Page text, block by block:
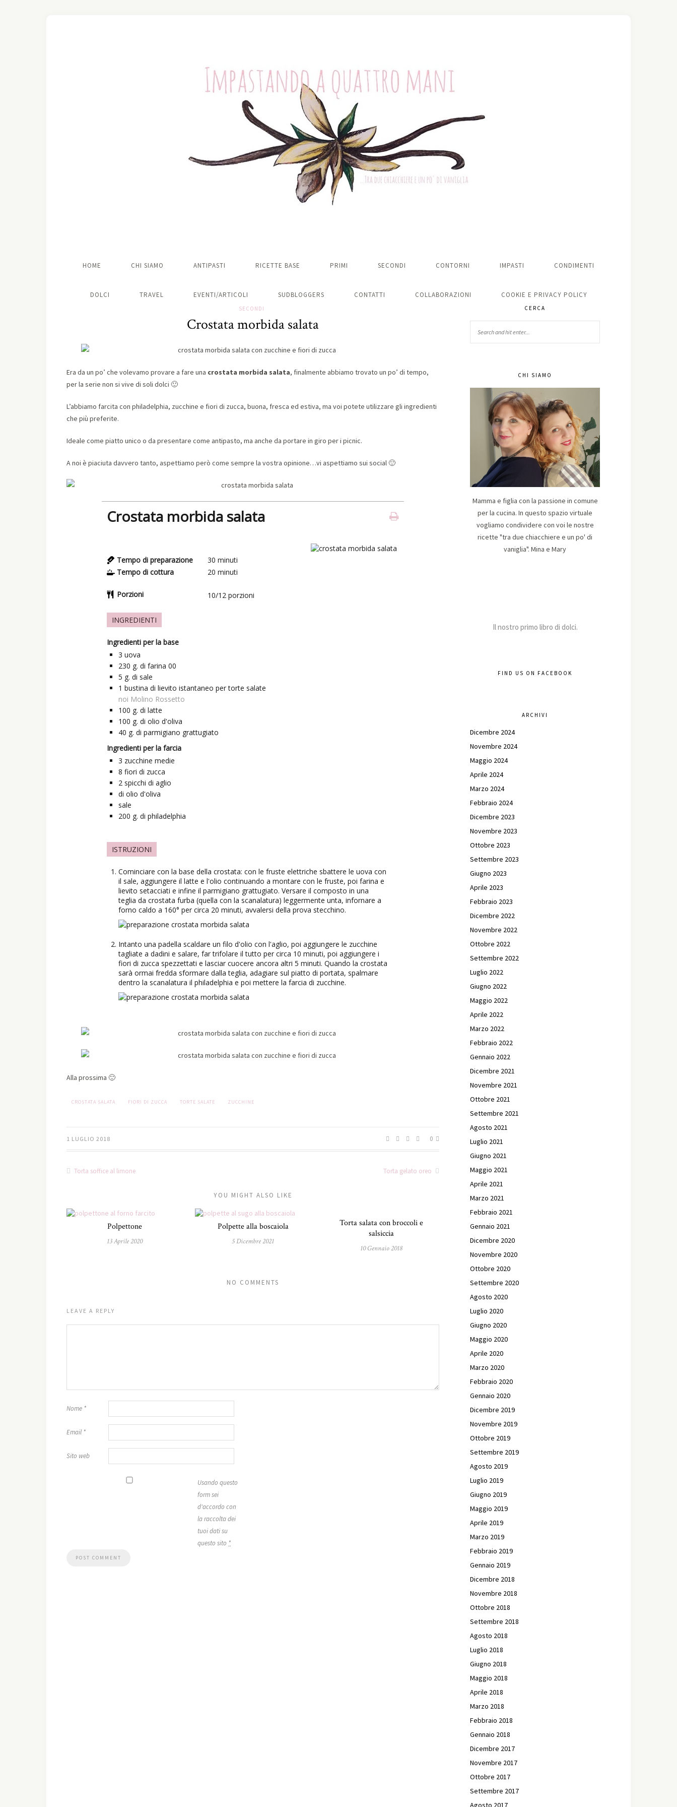
HOME CHI SIAMO ANTIPASTI RICETTE BASE PRIMI SECONDI CONTORNI IMPASTI CONDIMENTI
DOLCI TRAVEL EVENTI/ARTICOLI SUDBLOGGERS CONTATTI COLLABORAZIONI COOKIE E PRIVACY POLICY
SECONDI
Crostata morbida salata
Era da un po’ che volevamo provare a fare una crostata morbida salata, finalmente abbiamo trovato un po’ di tempo,
per la serie non si vive di soli dolci 🙂
L’abbiamo farcita con philadelphia, zucchine e fiori di zucca, buona, fresca ed estiva, ma voi potete utilizzare gli ingredienti
che più preferite.
Ideale come piatto unico o da presentare come antipasto, ma anche da portare in giro per i picnic.
A noi è piaciuta davvero tanto, aspettiamo però come sempre la vostra opinione…vi aspettiamo sui social 🙂
Crostata morbida salata
Tempo di preparazione 30 minuti
Tempo di cottura
20 minuti
Porzioni 10/12 porzioni
INGREDIENTI
Ingredienti per la base
3 uova
230 g. di farina 00
5 g. di sale
1 bustina di lievito istantaneo per torte salate
noi Molino Rossetto
100 g. di latte
100 g. di olio d'oliva
40 g. di parmigiano grattugiato
Ingredienti per la farcia
3 zucchine medie
8 fiori di zucca
2 spicchi di aglio
di olio d'oliva
sale
200 g. di philadelphia
ISTRUZIONI
Cominciare con la base della crostata: con le fruste elettriche sbattere le uova con
il sale, aggiungere il latte e l'olio continuando a montare con le fruste, poi farina e
lievito setacciati e infine il parmigiano grattugiato. Versare il composto in una
teglia da crostata furba (quella con la scanalatura) leggermente unta, infornare a
forno caldo a 160° per circa 20 minuti, avvalersi della prova stecchino.
Intanto una padella scaldare un filo d'olio con l'aglio, poi aggiungere le zucchine
tagliate a dadini e salare, far trifolare il tutto per circa 10 minuti, poi aggiungere i
fiori di zucca spezzettati e lasciar cuocere ancora altri 5 minuti. Quando la crostata
sarà ormai fredda sformare dalla teglia, adagiare sul piatto di portata, spalmare
dentro la scanalatura il philadelphia e poi mettere la farcia di zucchine.
Alla prossima 🙂
CROSTATA SALATA FIORI DI ZUCCA TORTE SALATE ZUCCHINE
1 LUGLIO 2018 0
Torta soffice al limone Torta gelato oreo
YOU MIGHT ALSO LIKE
Polpettone
13 Aprile 2020
Polpette alla boscaiola
5 Dicembre 2021
Torta salata con broccoli e
salsiccia
10 Gennaio 2018
NO COMMENTS
LEAVE A REPLY
Nome *
Email *
Sito web
Usando questo
form sei
d'accordo con
la raccolta dei
tuoi dati su
questo sito *
CERCA
CHI SIAMO
Mamma e figlia con la passione in comune
per la cucina. In questo spazio virtuale
vogliamo condividere con voi le nostre
ricette "tra due chiacchiere e un po' di
vaniglia". Mina e Mary
Il nostro primo libro di dolci.
FIND US ON FACEBOOK
ARCHIVI
Dicembre 2024
Novembre 2024
Maggio 2024
Aprile 2024
Marzo 2024
Febbraio 2024
Dicembre 2023
Novembre 2023
Ottobre 2023
Settembre 2023
Giugno 2023
Aprile 2023
Febbraio 2023
Dicembre 2022
Novembre 2022
Ottobre 2022
Settembre 2022
Luglio 2022
Giugno 2022
Maggio 2022
Aprile 2022
Marzo 2022
Febbraio 2022
Gennaio 2022
Dicembre 2021
Novembre 2021
Ottobre 2021
Settembre 2021
Agosto 2021
Luglio 2021
Giugno 2021
Maggio 2021
Aprile 2021
Marzo 2021
Febbraio 2021
Gennaio 2021
Dicembre 2020
Novembre 2020
Ottobre 2020
Settembre 2020
Agosto 2020
Luglio 2020
Giugno 2020
Maggio 2020
Aprile 2020
Marzo 2020
Febbraio 2020
Gennaio 2020
Dicembre 2019
Novembre 2019
Ottobre 2019
Settembre 2019
Agosto 2019
Luglio 2019
Giugno 2019
Maggio 2019
Aprile 2019
Marzo 2019
Febbraio 2019
Gennaio 2019
Dicembre 2018
Novembre 2018
Ottobre 2018
Settembre 2018
Agosto 2018
Luglio 2018
Giugno 2018
Maggio 2018
Aprile 2018
Marzo 2018
Febbraio 2018
Gennaio 2018
Dicembre 2017
Novembre 2017
Ottobre 2017
Settembre 2017
Agosto 2017